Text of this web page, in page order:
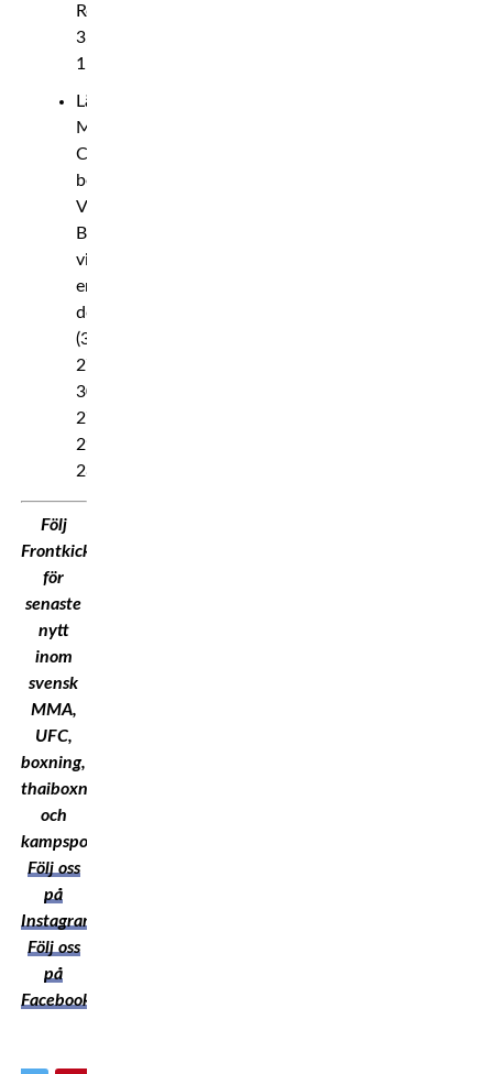
Rond
3,
1:38
Lättvikt:
Matheus
Camilo
besegrar
Viacheslav
Borshchev
via
enhälligt
domslut
(30–
27,
30–
27,
29–
28)
Följ
Frontkick.Online
för
senaste
nytt
inom
svensk
MMA,
UFC,
boxning,
thaiboxning
och
kampsport!
Följ oss
på
Instagram
Följ oss
på
Facebook